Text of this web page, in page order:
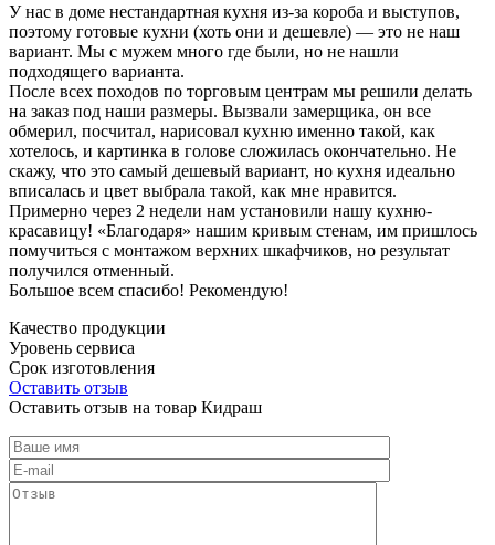
У нас в доме нестандартная кухня из-за короба и выступов,
поэтому готовые кухни (хоть они и дешевле) — это не наш
вариант. Мы с мужем много где были, но не нашли
подходящего варианта.
После всех походов по торговым центрам мы решили делать
на заказ под наши размеры. Вызвали замерщика, он все
обмерил, посчитал, нарисовал кухню именно такой, как
хотелось, и картинка в голове сложилась окончательно. Не
скажу, что это самый дешевый вариант, но кухня идеально
вписалась и цвет выбрала такой, как мне нравится.
Примерно через 2 недели нам установили нашу кухню-
красавицу! «Благодаря» нашим кривым стенам, им пришлось
помучиться с монтажом верхних шкафчиков, но результат
получился отменный.
Большое всем спасибо! Рекомендую!
Качество продукции
Уровень сервиса
Срок изготовления
Оставить отзыв
Оставить отзыв на товар Кидраш